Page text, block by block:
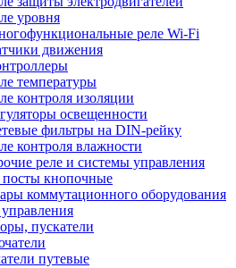
уровня
реле Wi-Fi
движения
температуры
контроля изоляции
освещенности
фильтры на DIN-рейку
контроля влажности
реле и системы управления
кнопочные
коммутационного оборудования
пускатели
путевые